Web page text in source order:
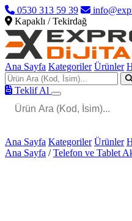
0530 313 59 39
Kapaklı / Tekirdağ
Ana Sayfa Kategoriler Ürünler
Teklif Al
Ana Sayfa Kategoriler Ürünler
Ana Sayfa / Telefon ve Tablet